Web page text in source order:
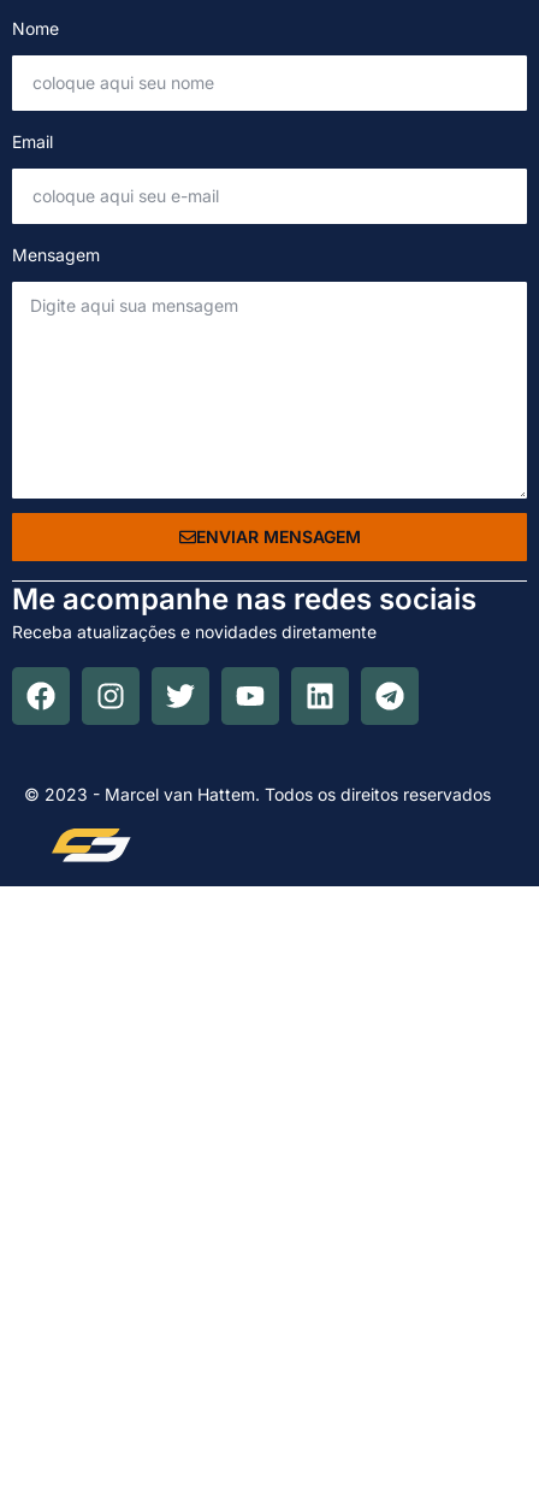
Nome
Email
Mensagem
ENVIAR MENSAGEM
Me acompanhe nas redes sociais
Receba atualizações e novidades diretamente
© 2023 - Marcel van Hattem. Todos os direitos reservados